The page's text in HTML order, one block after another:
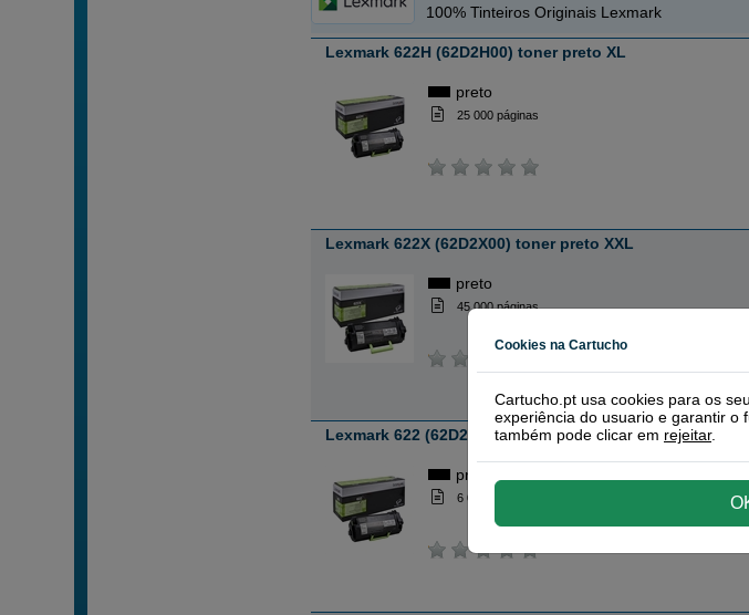
100% Tinteiros Originais Lexmark
Lexmark 622H (62D2H00) toner preto XL
preto
25 000 páginas
Lexmark 622X (62D2X00) toner preto XXL
preto
45 000 páginas
Lexmark 622 (62D2000) toner preto
preto
6 000 páginas
Cookies na Cartucho
Cartucho.pt usa cookies para os
experiência do usuario e garantir o
também pode clicar em rejeitar.